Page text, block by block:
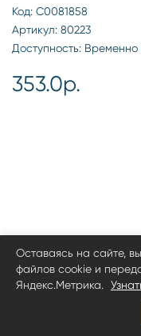
Код: С0081858
Артикул: 80223
Доступность: Временно
353.0р.
Оставаясь на сайте,
файлов cookie и
Яндекс.Метрика.